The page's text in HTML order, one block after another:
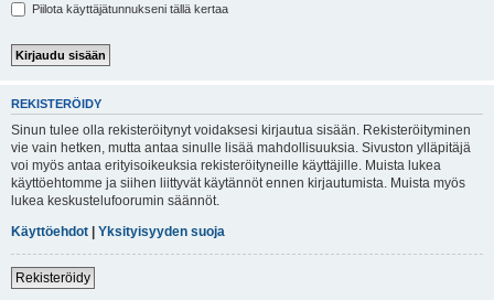
Piilota käyttäjätunnukseni tällä kertaa
REKISTERÖIDY
Sinun tulee olla rekisteröitynyt voidaksesi kirjautua sisään. Rekisteröityminen
vie vain hetken, mutta antaa sinulle lisää mahdollisuuksia. Sivuston ylläpitäjä
voi myös antaa erityisoikeuksia rekisteröityneille käyttäjille. Muista lukea
käyttöehtomme ja siihen liittyvät käytännöt ennen kirjautumista. Muista myös
lukea keskustelufoorumin säännöt.
Käyttöehdot | Yksityisyyden suoja
Rekisteröidy